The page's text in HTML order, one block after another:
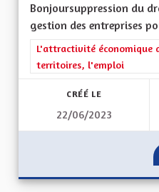
Bonjoursuppression du
gestion des entreprises
Filtrer les résultats de la
L'attractivité économique
territoires, l'emploi
CRÉÉ LE
22/06/2023